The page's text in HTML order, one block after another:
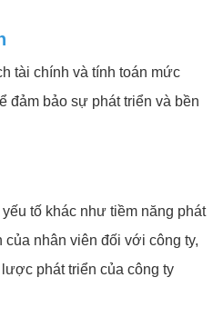
tài chính và tính toán mức
đảm bảo sự phát triển và bền
tố khác như tiềm năng phát
nhân viên đối với công ty,
phát triển của công ty